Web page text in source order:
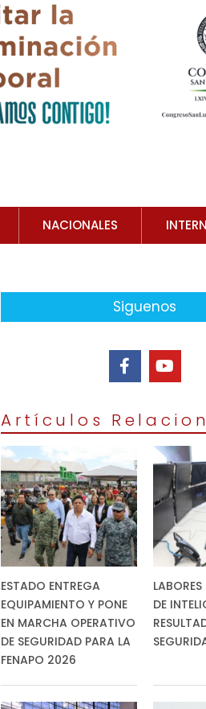
NACIONALES
Siguenos
Artículos
ESTADO ENTREGA
EQUIPAMIENTO Y PONE
EN MARCHA OPERATIVO
DE SEGURIDAD PARA LA
FENAPO 2026
DE